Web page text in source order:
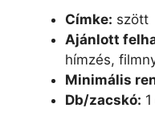
Címke: szött
Ajánlott
hímzés,
Minimális
Db/zacskó: